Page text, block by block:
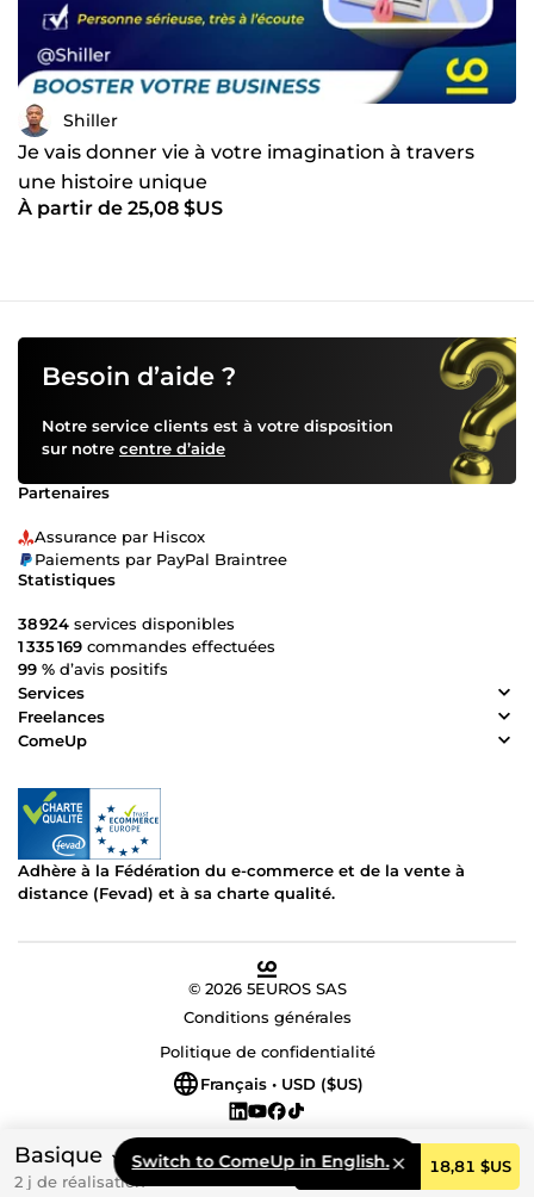
Basique
2 j de réalisation
Commander 18,81 $US
Shiller
Je vais donner vie à votre imagination à travers
une histoire unique
À partir de 25,08 $US
Switch to ComeUp in English.
Besoin d’aide ?
Notre service clients est à votre disposition
sur notre centre d’aide
Partenaires
Assurance par Hiscox
Paiements par PayPal Braintree
Statistiques
38 924 services disponibles
1 335 169 commandes effectuées
99 % d’avis positifs
Services
Freelances
ComeUp
Adhère à la Fédération du e-commerce et de la vente à
distance (Fevad) et à sa charte qualité.
© 2026 5EUROS SAS
Conditions générales
Politique de confidentialité
Français • USD ($US)